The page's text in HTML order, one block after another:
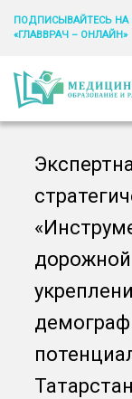
ПОДПИСЫВАЙТЕСЬ НА
«ГЛАВВРАЧ – ОНЛАЙН»